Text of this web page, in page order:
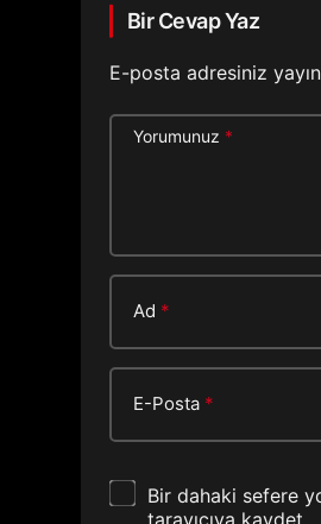
Bir Cevap Yaz
E-posta adresiniz
Yorumunuz *
Ad *
E-Posta *
Bir dahaki sefere
tarayıcıya kaydet.